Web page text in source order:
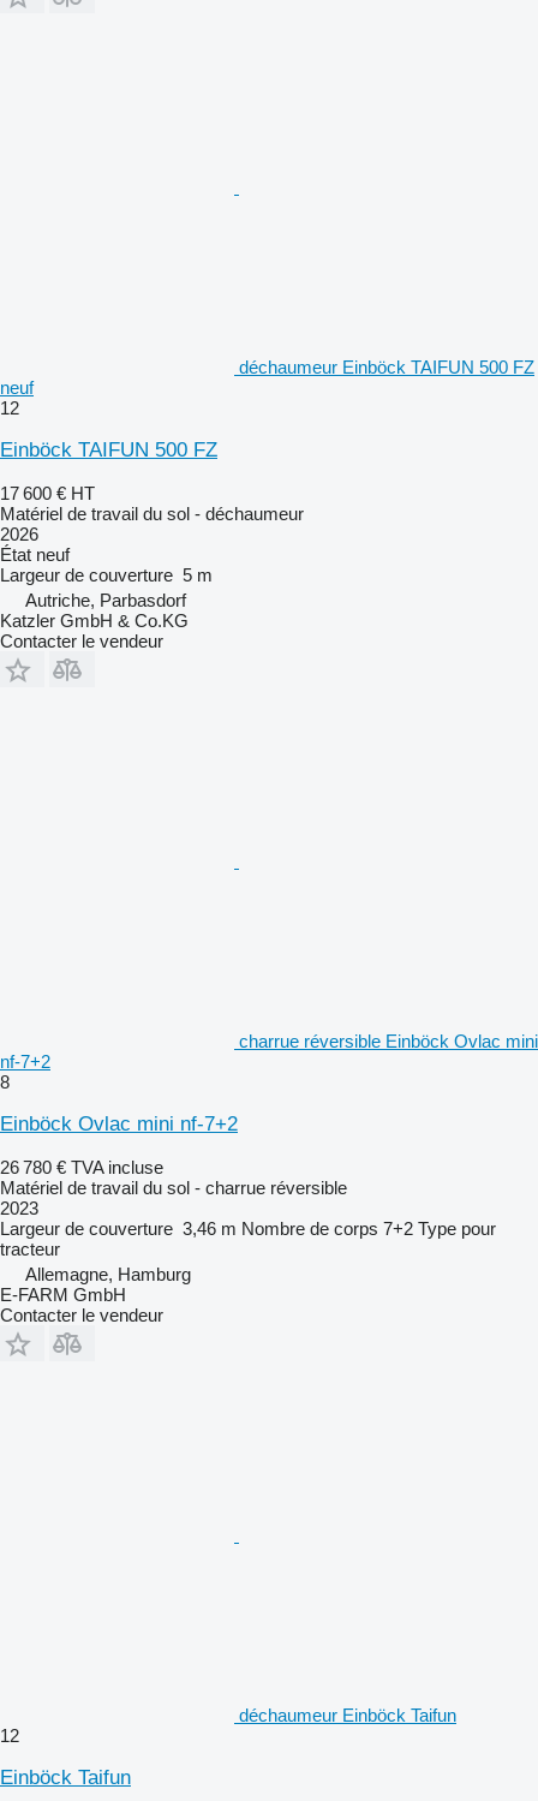
déchaumeur Einböck TAIFUN 500 FZ
neuf
12
Einböck TAIFUN 500 FZ
17 600 € HT
Matériel de travail du sol - déchaumeur
2026
État neuf
Largeur de couverture 5 m
Autriche, Parbasdorf
Katzler GmbH & Co.KG
Contacter le vendeur
charrue réversible Einböck Ovlac mini
nf-7+2
8
Einböck Ovlac mini nf-7+2
26 780 € TVA incluse
Matériel de travail du sol - charrue réversible
2023
Largeur de couverture 3,46 m Nombre de corps 7+2 Type pour
tracteur
Allemagne, Hamburg
E-FARM GmbH
Contacter le vendeur
déchaumeur Einböck Taifun
12
Einböck Taifun